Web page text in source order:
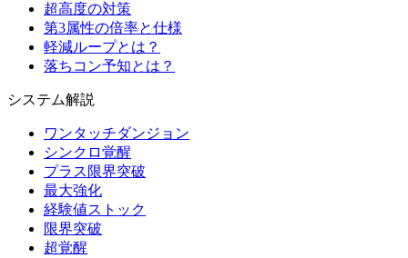
超高度の対策
第3属性の倍率と仕様
軽減ループとは？
落ちコン予知とは？
システム解説
ワンタッチダンジョン
シンクロ覚醒
プラス限界突破
最大強化
経験値ストック
限界突破
超覚醒